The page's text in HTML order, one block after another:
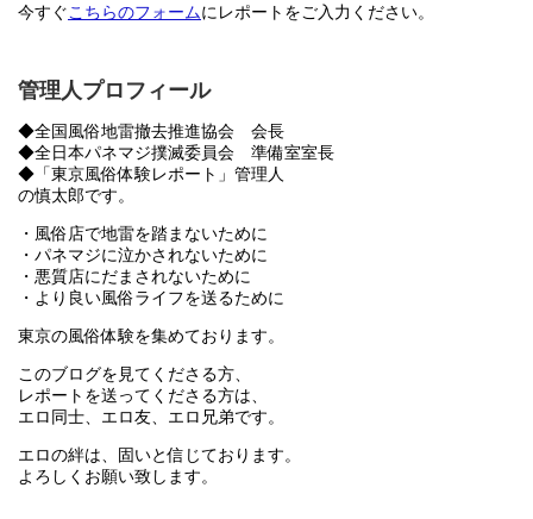
今すぐこちらのフォームにレポートをご入力ください。
管理人プロフィール
◆全国風俗地雷撤去推進協会 会長
◆全日本パネマジ撲滅委員会 準備室室長
◆「東京風俗体験レポート」管理人
の慎太郎です。
・風俗店で地雷を踏まないために
・パネマジに泣かされないために
・悪質店にだまされないために
・より良い風俗ライフを送るために
東京の風俗体験を集めております。
このブログを見てくださる方、
レポートを送ってくださる方は、
エロ同士、エロ友、エロ兄弟です。
エロの絆は、固いと信じております。
よろしくお願い致します。